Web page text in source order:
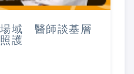
場域 醫師談基層
護